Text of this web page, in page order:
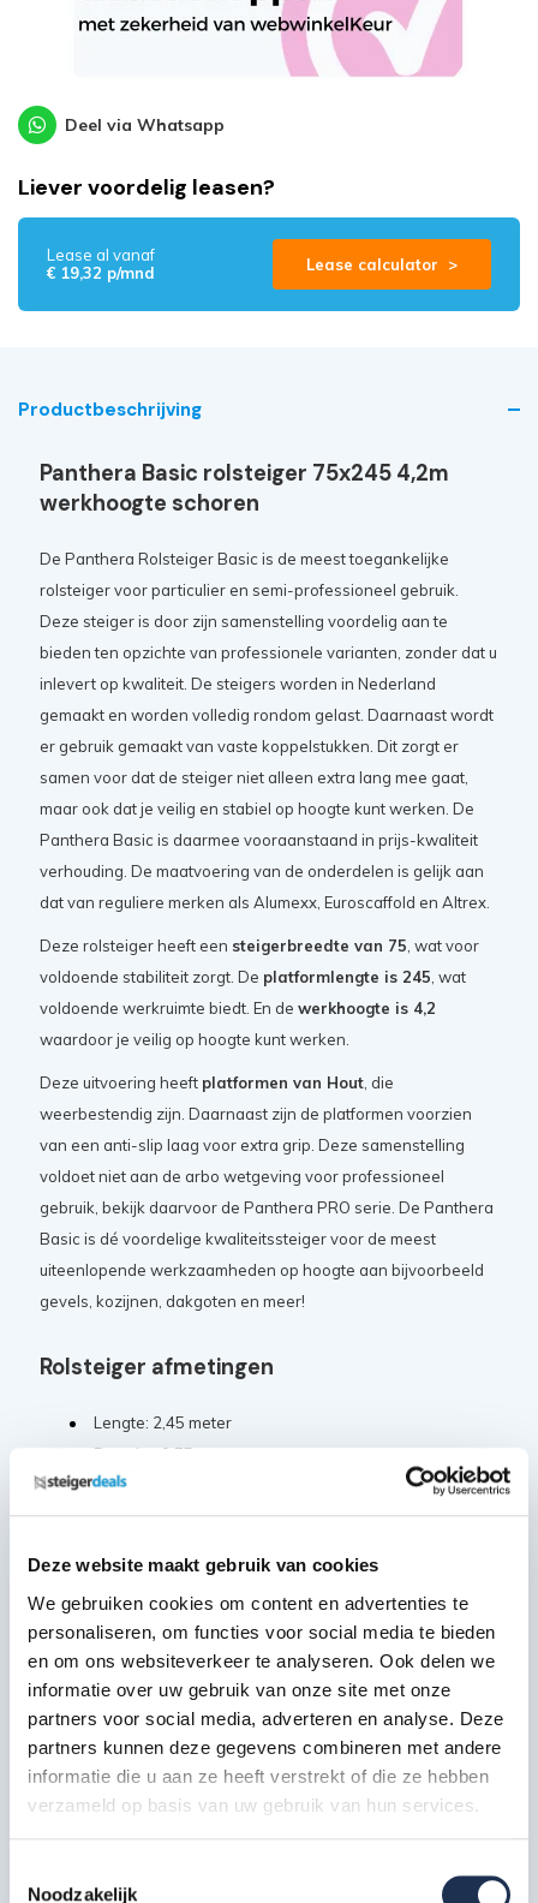
Deze website maakt gebruik van cookies
We gebruiken cookies om content en advertenties te
personaliseren, om functies voor social media te bieden
en om ons websiteverkeer te analyseren. Ook delen we
informatie over uw gebruik van onze site met onze
partners voor social media, adverteren en analyse. Deze
partners kunnen deze gegevens combineren met andere
informatie die u aan ze heeft verstrekt of die ze hebben
verzameld op basis van uw gebruik van hun services.
Noodzakelijk
Deel via Whatsapp
Liever voordelig leasen?
Lease al vanaf
€ 19,32 p/mnd
Lease calculator >
Productbeschrijving
Panthera Basic rolsteiger 75x245 4,2m
werkhoogte schoren
De Panthera Rolsteiger Basic is de meest toegankelijke
rolsteiger voor particulier en semi-professioneel gebruik.
Deze steiger is door zijn samenstelling voordelig aan te
bieden ten opzichte van professionele varianten, zonder dat u
inlevert op kwaliteit. De steigers worden in Nederland
gemaakt en worden volledig rondom gelast. Daarnaast wordt
er gebruik gemaakt van vaste koppelstukken. Dit zorgt er
samen voor dat de steiger niet alleen extra lang mee gaat,
maar ook dat je veilig en stabiel op hoogte kunt werken. De
Panthera Basic is daarmee vooraanstaand in prijs-kwaliteit
verhouding. De maatvoering van de onderdelen is gelijk aan
dat van reguliere merken als Alumexx, Euroscaffold en Altrex.
Deze rolsteiger heeft een steigerbreedte van 75 , wat voor
voldoende stabiliteit zorgt. De platformlengte is 245 , wat
voldoende werkruimte biedt. En de werkhoogte is 4,2
waardoor je veilig op hoogte kunt werken.
Deze uitvoering heeft platformen van Hout, die
weerbestendig zijn. Daarnaast zijn de platformen voorzien
van een anti-slip laag voor extra grip. Deze samenstelling
voldoet niet aan de arbo wetgeving voor professioneel
gebruik, bekijk daarvoor de Panthera PRO serie. De Panthera
Basic is dé voordelige kwaliteitssteiger voor de meest
uiteenlopende werkzaamheden op hoogte aan bijvoorbeeld
gevels, kozijnen, dakgoten en meer!
Rolsteiger afmetingen
Lengte: 2,45 meter
Breedte: 0,75 meter
Werkhoogte: 4,2 meter
Platformhoogte: 2,2 meter
Inbegrepen rolsteiger onderdelen
2x
Diagonaalschoor 250
Artikelcode: PAN-SGM-DS-250
4x
Horizontaalschoor 250
Artikelcode: PAN-SGM-HS-250